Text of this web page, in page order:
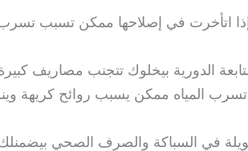
اتأخرت في إصلاحها ممكن تسبب تسرب
الدورية بيخلوك تتجنب مصاريف
المياه ممكن يسبب روائح كريهة
في السباكة والصرف الصحي